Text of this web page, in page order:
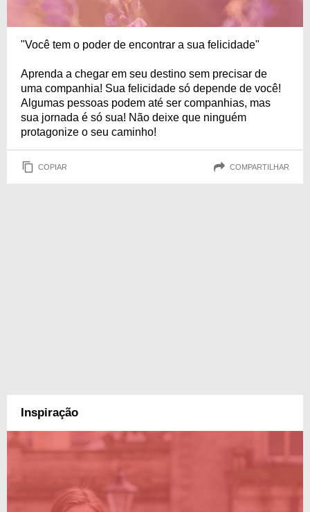
"Você tem o poder de encontrar a sua felicidade"
Aprenda a chegar em seu destino sem precisar de
uma companhia! Sua felicidade só depende de você!
Algumas pessoas podem até ser companhias, mas
sua jornada é só sua! Não deixe que ninguém
protagonize o seu caminho!
COPIAR COMPARTILHAR
Inspiração